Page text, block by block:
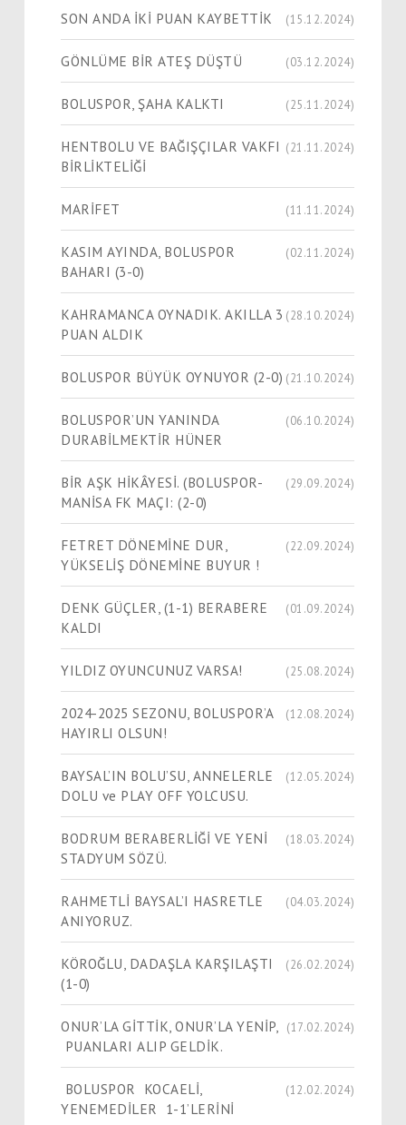
SON ANDA İKİ PUAN KAYBETTİK (15.12.2024)
GÖNLÜME BİR ATEŞ DÜŞTÜ (03.12.2024)
BOLUSPOR, ŞAHA KALKTI (25.11.2024)
HENTBOLU VE BAĞIŞÇILAR VAKFI
BİRLİKTELİĞİ
(21.11.2024)
MARİFET (11.11.2024)
KASIM AYINDA, BOLUSPOR
BAHARI (3-0)
(02.11.2024)
KAHRAMANCA OYNADIK. AKILLA 3
PUAN ALDIK
(28.10.2024)
BOLUSPOR BÜYÜK OYNUYOR (2-0) (21.10.2024)
BOLUSPOR’UN YANINDA
DURABİLMEKTİR HÜNER
(06.10.2024)
BİR AŞK HİKÂYESİ. (BOLUSPOR-
MANİSA FK MAÇI: (2-0)
(29.09.2024)
FETRET DÖNEMİNE DUR,
YÜKSELİŞ DÖNEMİNE BUYUR !
(22.09.2024)
DENK GÜÇLER, (1-1) BERABERE
KALDI
(01.09.2024)
YILDIZ OYUNCUNUZ VARSA! (25.08.2024)
2024-2025 SEZONU, BOLUSPOR’A
HAYIRLI OLSUN!
(12.08.2024)
BAYSAL’IN BOLU’SU, ANNELERLE
DOLU ve PLAY OFF YOLCUSU.
(12.05.2024)
BODRUM BERABERLİĞİ VE YENİ
STADYUM SÖZÜ.
(18.03.2024)
RAHMETLİ BAYSAL’I HASRETLE
ANIYORUZ.
(04.03.2024)
KÖROĞLU, DADAŞLA KARŞILAŞTI
(1-0)
(26.02.2024)
ONUR’LA GİTTİK, ONUR’LA YENİP,
PUANLARI ALIP GELDİK.
(17.02.2024)
BOLUSPOR KOCAELİ,
YENEMEDİLER 1-1’LERİNİ
(12.02.2024)